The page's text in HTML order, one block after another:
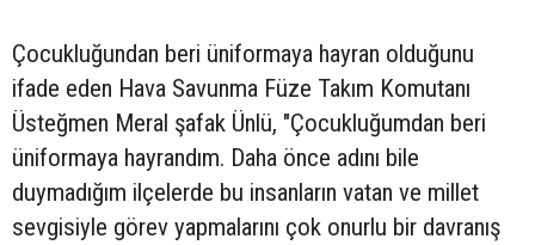
Çocukluğundan beri üniformaya hayran olduğunu
ifade eden Hava Savunma Füze Takım Komutanı
Üsteğmen Meral şafak Ünlü, "Çocukluğumdan beri
üniformaya hayrandım. Daha önce adını bile
duymadığım ilçelerde bu insanların vatan ve millet
sevgisiyle görev yapmalarını çok onurlu bir davranış